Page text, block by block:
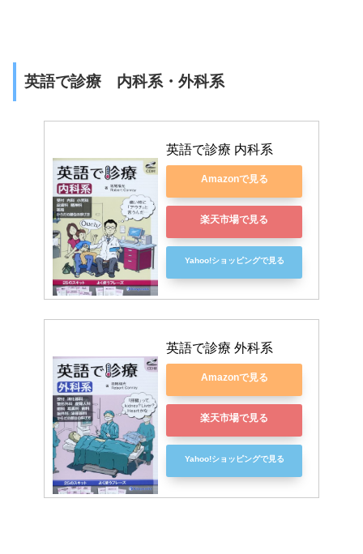
英語で診療 内科系・外科系
英語で診療 内科系
Amazonで見る
楽天市場で見る
Yahoo!ショッピングで見る
英語で診療 外科系
Amazonで見る
楽天市場で見る
Yahoo!ショッピングで見る